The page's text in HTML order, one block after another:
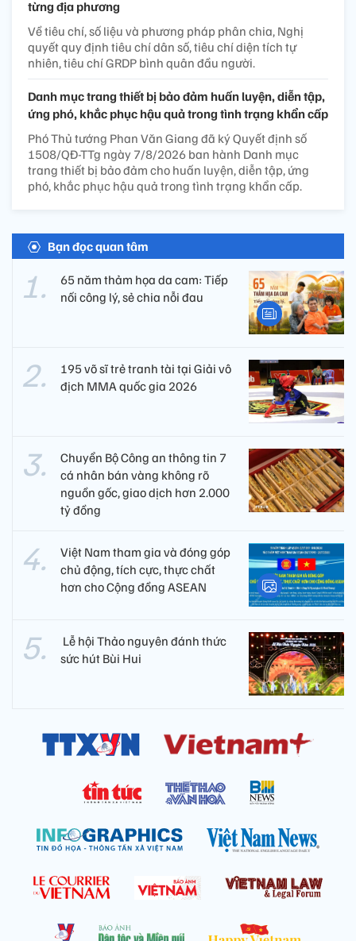
từng địa phương
Về tiêu chí, số liệu và phương pháp phân chia, Nghị
quyết quy định tiêu chí dân số, tiêu chí diện tích tự
nhiên, tiêu chí GRDP bình quân đầu người.
Danh mục trang thiết bị bảo đảm huấn luyện, diễn tập,
ứng phó, khắc phục hậu quả trong tình trạng khẩn cấp
Phó Thủ tướng Phan Văn Giang đã ký Quyết định số
1508/QĐ-TTg ngày 7/8/2026 ban hành Danh mục
trang thiết bị bảo đảm cho huấn luyện, diễn tập, ứng
phó, khắc phục hậu quả trong tình trạng khẩn cấp.
Bạn đọc quan tâm
65 năm thảm họa da cam: Tiếp
nối công lý, sẻ chia nỗi đau
195 võ sĩ trẻ tranh tài tại Giải vô
địch MMA quốc gia 2026
Chuyển Bộ Công an thông tin 7
cá nhân bán vàng không rõ
nguồn gốc, giao dịch hơn 2.000
tỷ đồng
Việt Nam tham gia và đóng góp
chủ động, tích cực, thực chất
hơn cho Cộng đồng ASEAN
​ Lễ hội Thảo nguyên đánh thức
sức hút Bùi Hui